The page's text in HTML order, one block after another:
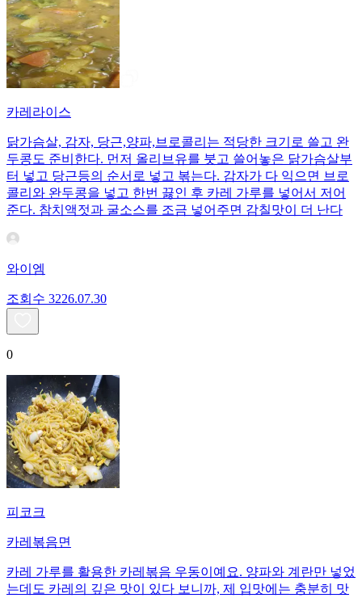
카레라이스
닭가슴살, 감자, 당근,양파,브로콜리는 적당한 크기로 쓸고 완
두콩도 준비한다. 먼저 올리브유를 붓고 쓸어놓은 닭가슴살부
터 넣고 당근등의 순서로 넣고 볶는다. 감자가 다 익으면 브로
콜리와 완두콩을 넣고 한번 끓인 후 카레 가루를 넣어서 저어
준다. 참치액젓과 굴소스를 조금 넣어주면 감칠맛이 더 난다
와이엠
조회수 3226.07.30
0
피코크
카레볶음면
카레 가루를 활용한 카레볶음 우동이예요. 양파와 계란만 넣었
는데도 카레의 깊은 맛이 있다 보니까, 제 입맛에는 충분히 맛